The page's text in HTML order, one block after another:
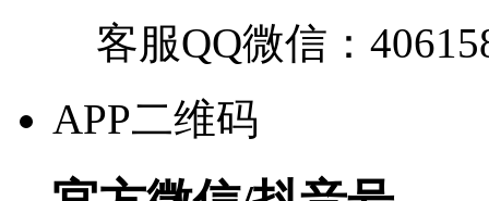
客服QQ微信：
APP二维码